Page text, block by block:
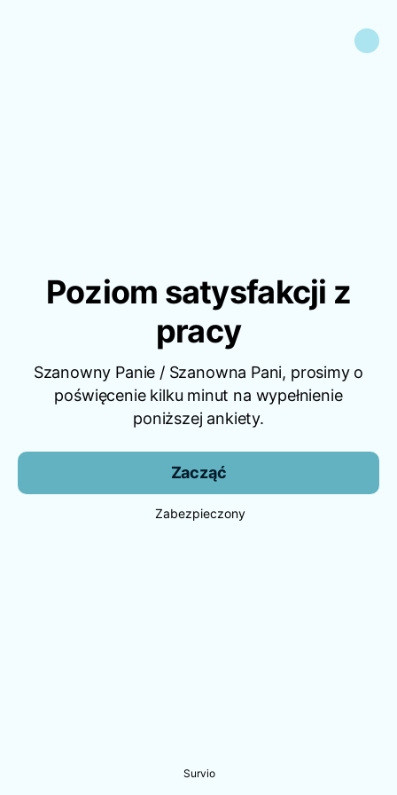
Poziom satysfakcji z
pracy
Szanowny Panie / Szanowna Pani, prosimy o
poświęcenie kilku minut na wypełnienie
poniższej ankiety.
Zacząć
Zabezpieczony
Survio